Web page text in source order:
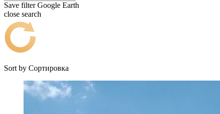
Save filter Google Earth
close search
Sort by Сортировка